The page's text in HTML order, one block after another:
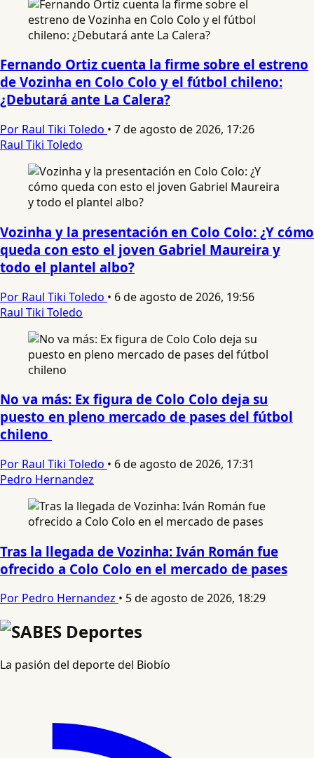
Fernando Ortiz cuenta la firme sobre el estreno
de Vozinha en Colo Colo y el fútbol chileno:
¿Debutará ante La Calera?
Por Raul Tiki Toledo • 7 de agosto de 2026, 17:26
Raul Tiki Toledo
Vozinha y la presentación en Colo Colo: ¿Y cómo
queda con esto el joven Gabriel Maureira y
todo el plantel albo?
Por Raul Tiki Toledo • 6 de agosto de 2026, 19:56
Raul Tiki Toledo
No va más: Ex figura de Colo Colo deja su
puesto en pleno mercado de pases del fútbol
chileno
Por Raul Tiki Toledo • 6 de agosto de 2026, 17:31
Pedro Hernandez
Tras la llegada de Vozinha: Iván Román fue
ofrecido a Colo Colo en el mercado de pases
Por Pedro Hernandez • 5 de agosto de 2026, 18:29
La pasión del deporte del Biobío